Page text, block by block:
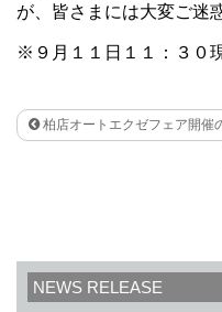
が、皆さまには大変ご迷
※９月１１日１１：３０
柏店オートエクゼフェア開催
NEWS RELEASE